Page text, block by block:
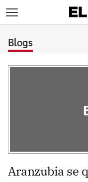
Blogs
Aranzubia se